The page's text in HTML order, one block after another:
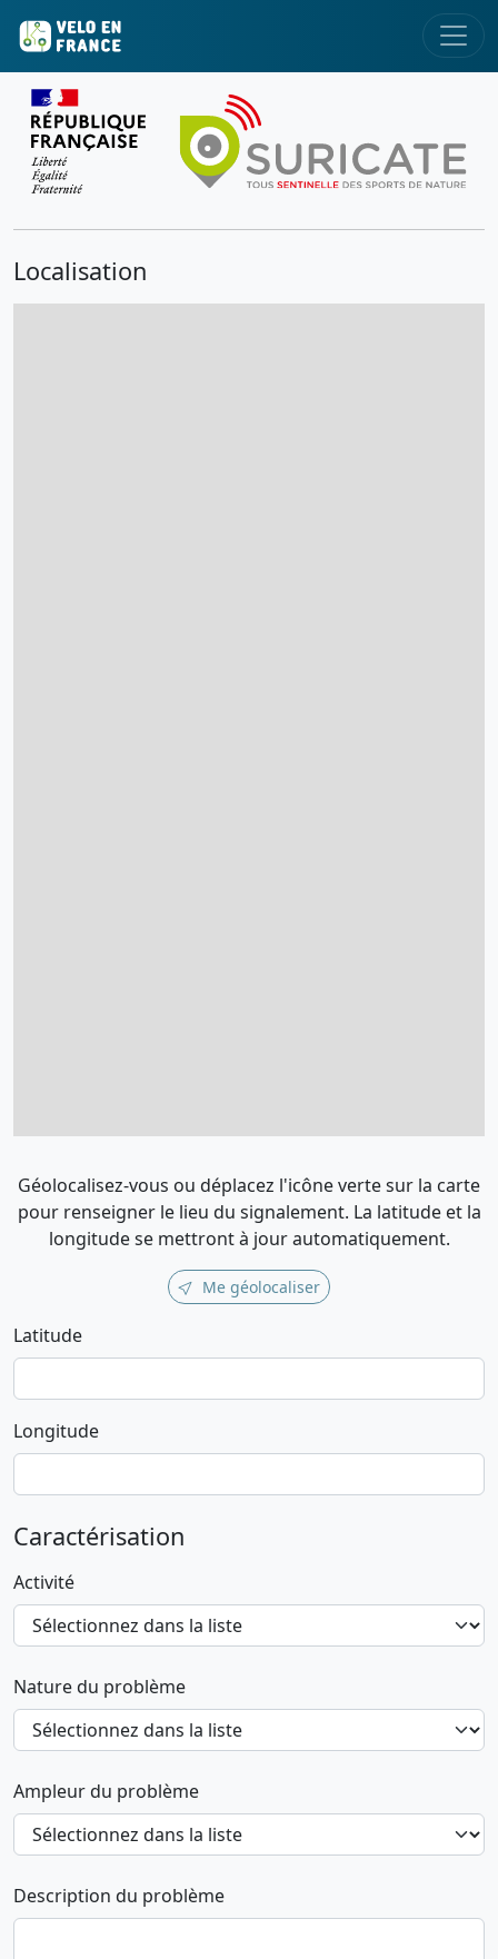
Localisation
Géolocalisez-vous ou déplacez l'icône verte sur la carte
pour renseigner le lieu du signalement. La latitude et la
longitude se mettront à jour automatiquement.
Me géolocaliser
Latitude
Longitude
Caractérisation
Activité
Nature du problème
Ampleur du problème
Description du problème